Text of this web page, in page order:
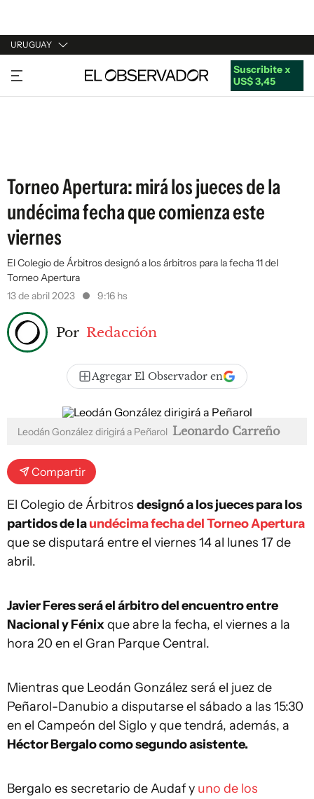
URUGUAY
URUGUAY
ARGENTINA
Suscribite x
US$ 3,45
Torneo Apertura: mirá los jueces de la
undécima fecha que comienza este
viernes
El Colegio de Árbitros designó a los árbitros para la fecha 11 del
Torneo Apertura
13 de abril 2023
9:16 hs
Por Redacción
Agregar El Observador en
Leodán González dirigirá a Peñarol Leonardo Carreño
Compartir
El Colegio de Árbitros designó a los jueces para los
partidos de laundécima fecha del Torneo Apertura
que se disputará entre el viernes 14 al lunes 17 de
abril.
Javier Feres será el árbitro del encuentro entre
Nacional y Fénixque abre la fecha, el viernes a la
hora 20 en el Gran Parque Central.
Mientras que Leodán González será el juez de
Peñarol-Danubio a disputarse el sábado a las 15:30
en el Campeón del Siglo y que tendrá, además, a
Héctor Bergalo como segundo asistente.
Bergalo es secretario de Audaf y uno de los